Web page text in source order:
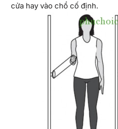
cửa hay vào chổ cố định.